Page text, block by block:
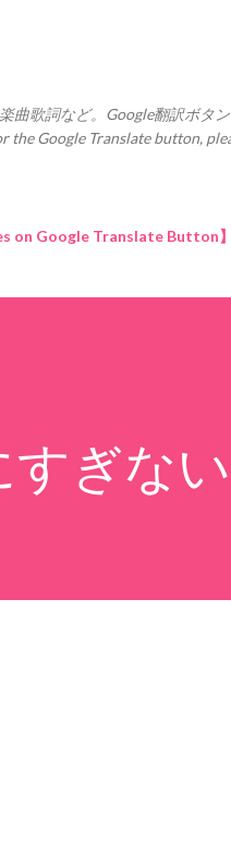
曲歌詞など。Google翻訳ボタ
Google Translate button,
on Google Translate Button】
ぎな